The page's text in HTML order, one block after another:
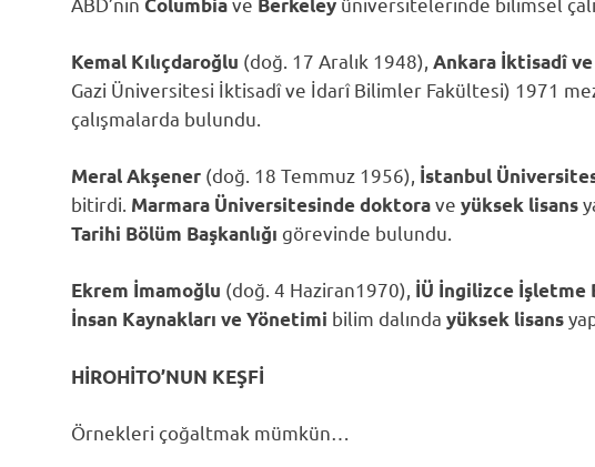
Columbia Berkeley
Kemal Kılıçdaroğlu (doğ. 17 Aralık 1948), Ankara İktisadî
Gazi Üniversitesi İktisadî ve İdarî Bilimler Fakültesi) 1971
çalışmalarda bulundu.
Meral Akşener (doğ. 18 Temmuz 1956), İstanbul
bitirdi. Marmara Üniversitesindedoktorave yüksek lisans
Tarihi Bölüm Başkanlığı görevinde bulundu.
Ekrem İmamoğlu (doğ. 4 Haziran1970), İÜ İngilizce İşletme
İnsan Kaynakları ve Yönetimi bilim dalında yüksek lisans
HİROHİTO’NUN KEŞFİ
Örnekleri çoğaltmak mümkün…